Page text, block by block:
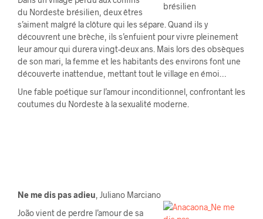
du Nordeste brésilien, deux êtres
s’aiment malgré la clôture qui les sépare. Quand ils y
découvrent une brèche, ils s’enfuient pour vivre pleinement
leur amour qui durera vingt-deux ans. Mais lors des obsèques
de son mari, la femme et les habitants des environs font une
découverte inattendue, mettant tout le village en émoi…
Une fable poétique sur l’amour inconditionnel, confrontant les
coutumes du Nordeste à la sexualité moderne.
Ne me dis pas adieu , Juliano Marciano
João vient de perdre l’amour de sa